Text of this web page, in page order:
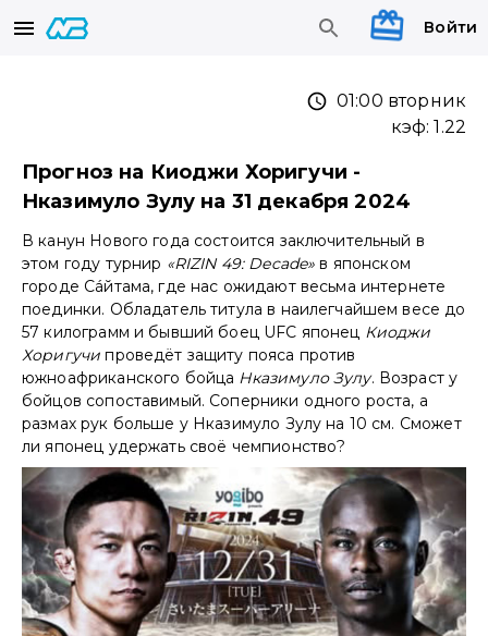
Войти
01:00 вторник
кэф:1.22
Прогноз на Киоджи Хоригучи -
Нказимуло Зулу на 31 декабря 2024
В канун Нового года состоится заключительный в
этом году турнир «RIZIN 49: Decade» в японском
городе Сáйтама, где нас ожидают весьма интернете
поединки. Обладатель титула в наилегчайшем весе до
57 килограмм и бывший боец UFC японец Киоджи
Хоригучипроведёт защиту пояса против
южноафриканского бойца Нказимуло Зулу. Возраст у
бойцов сопоставимый. Соперники одного роста, а
размах рук больше у Нказимуло Зулу на 10 см. Сможет
ли японец удержать своё чемпионство?